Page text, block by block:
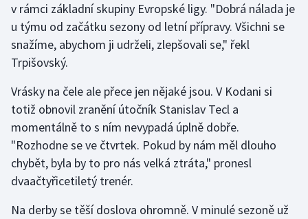
v rámci základní skupiny Evropské ligy. "Dobrá nálada je
u týmu od začátku sezony od letní přípravy. Všichni se
snažíme, abychom ji udrželi, zlepšovali se," řekl
Trpišovský.
Vrásky na čele ale přece jen nějaké jsou. V Kodani si
totiž obnovil zranění útočník Stanislav Tecl a
momentálně to s ním nevypadá úplně dobře.
"Rozhodne se ve čtvrtek. Pokud by nám měl dlouho
chybět, byla by to pro nás velká ztráta," pronesl
dvaačtyřicetiletý trenér.
Na derby se těší doslova ohromně. V minulé sezoně už